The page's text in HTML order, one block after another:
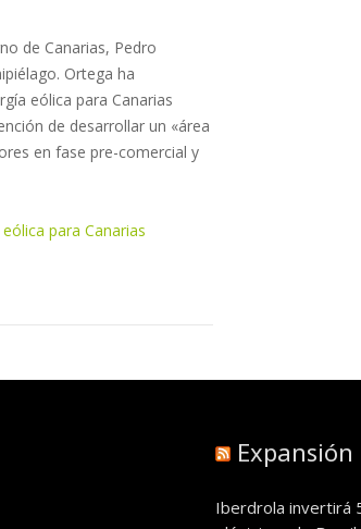
de Canarias, Pedro
Ortega ha
eólica para Canarias
de desarrollar un «área
en fase pre-comercial y
para Canarias
Expansión
Iberdrola invertirá